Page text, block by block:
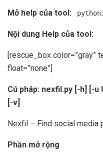
Mở help của tool:
Nội dung Help của tool:
[rescue_box color=”gray”
float=”none”]
Cú pháp: nexfil.py [-h] [-
[-v]
Nexfil – Find social media
Phần mở rộng